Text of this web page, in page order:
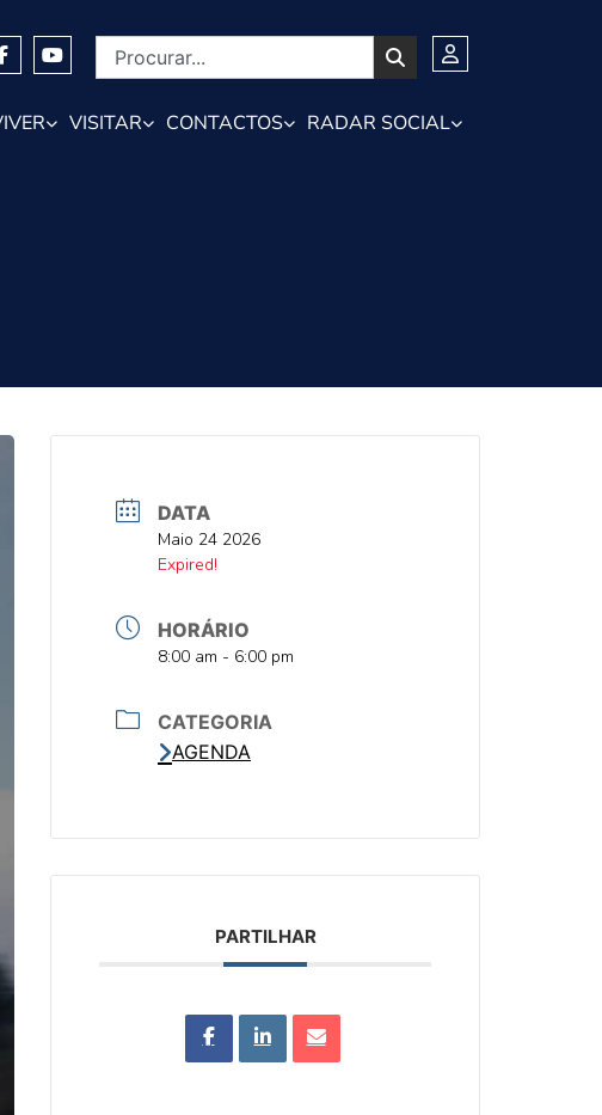
VISITAR CONTACTOS RADAR SOCIAL
DATA
DATAMaio 24 2026
DATAExpired!
HORÁRIO
HORA
8:00 am - 6:00 pm
CATEGORIA
AGENDA
PARTILHAR